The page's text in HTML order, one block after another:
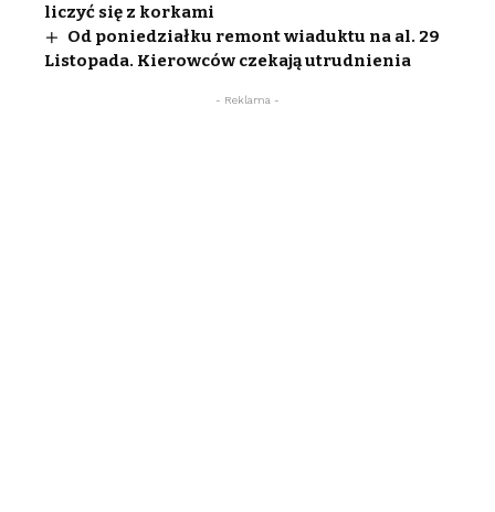
liczyć się z korkami
Od poniedziałku remont wiaduktu na al. 29
Listopada. Kierowców czekają utrudnienia
- Reklama -